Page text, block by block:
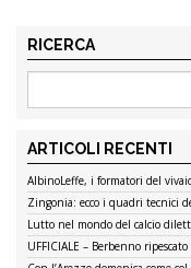
RICERCA
ARTICOLI RECENTI
AlbinoLeffe, i formatori del
Zingonia: ecco i quadri tecnici
Lutto nel mondo del calcio
UFFICIALE – Berbenno